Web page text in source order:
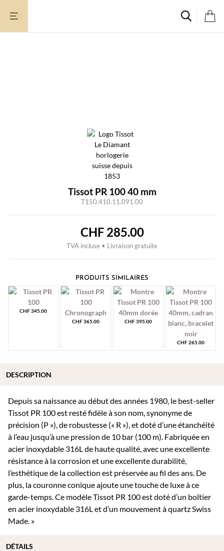
Tissot PR 100 40 mm
T150.410.11.091.00
CHF285.00
TVA incluse • Livraison gratuite
PRODUITS SIMILAIRES
CHF345.00
CHF365.00 CHF395.00
CHF265.00
Depuis sa naissance au début des années 1980, le best-seller
Tissot PR 100 est resté fidèle à son nom, synonyme de
précision (P »), de robustesse (« R »), et doté d’une étanchéité
à l’eau jusqu’à une pression de 10 bar (100 m). Fabriquée en
acier inoxydable 316L de haute qualité, avec une excellente
résistance à la corrosion et une excellente durabilité,
l’esthétique de la collection est préservée au fil des ans. De
plus, la couronne conique ajoute une touche de luxe à ce
garde-temps. Ce modèle Tissot PR 100 est doté d’un boîtier
en acier inoxydable 316L et d’un mouvement à quartz Swiss
Made. »
DESCRIPTION
DÉTAILS